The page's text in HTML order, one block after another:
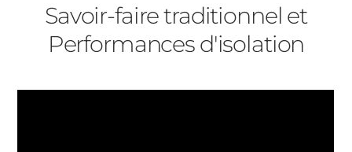
Savoir-faire traditionnel et
Performances d'isolation